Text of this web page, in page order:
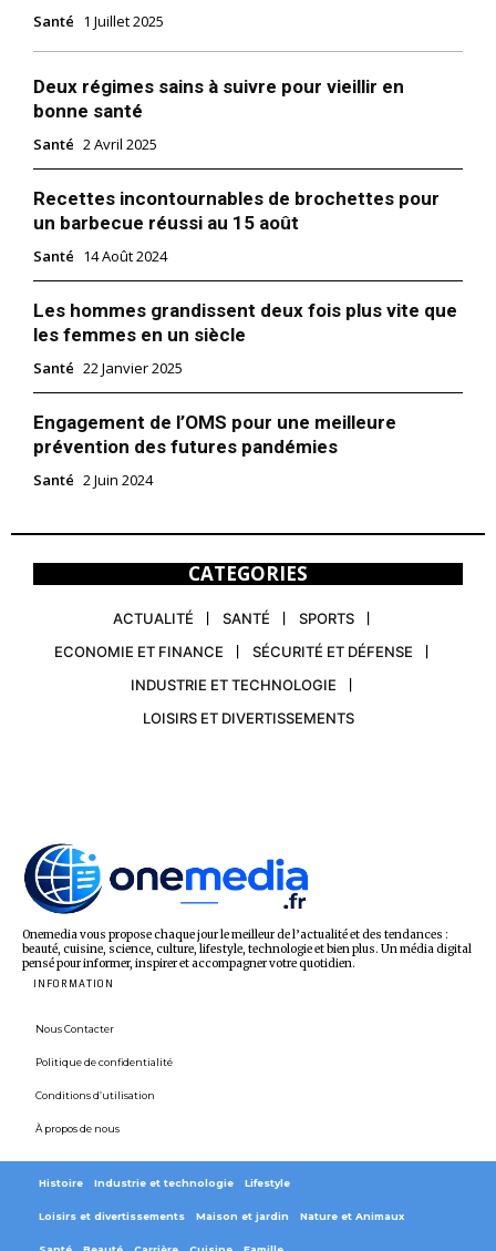
Santé 1 Juillet 2025
Deux régimes sains à suivre pour vieillir en
bonne santé
Santé 2 Avril 2025
Recettes incontournables de brochettes pour
un barbecue réussi au 15 août
Santé 14 Août 2024
Les hommes grandissent deux fois plus vite que
les femmes en un siècle
Santé 22 Janvier 2025
Engagement de l’OMS pour une meilleure
prévention des futures pandémies
Santé 2 Juin 2024
CATEGORIES
ACTUALITÉ SANTÉ
SPORTS
ECONOMIE ET FINANCE
SÉCURITÉ ET DÉFENSE
INDUSTRIE ET TECHNOLOGIE
LOISIRS ET DIVERTISSEMENTS
Onemedia vous propose chaque jour le meilleur de l’actualité et des tendances :
beauté, cuisine, science, culture, lifestyle, technologie et bien plus. Un média digital
pensé pour informer, inspirer et accompagner votre quotidien.
INFORMATION
Nous Contacter
Politique de confidentialité
Conditions d’utilisation
À propos de nous
Histoire Industrie et technologie Lifestyle
Loisirs et divertissements Maison et jardin Nature et Animaux